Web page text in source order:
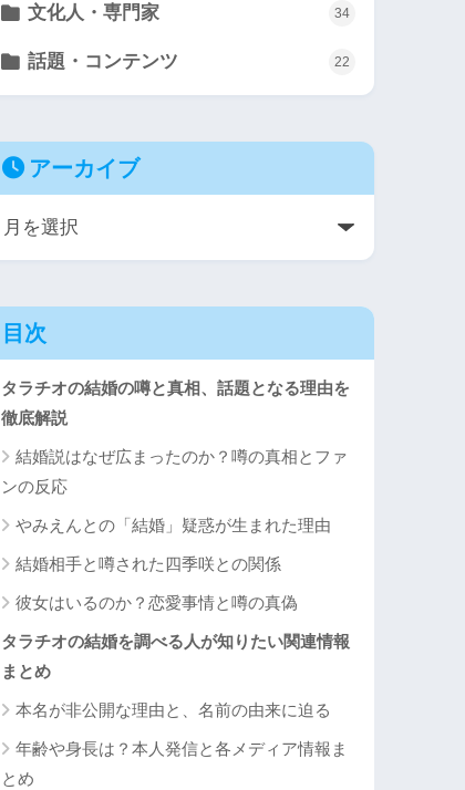
文化人・専門家 34
話題・コンテンツ 22
アーカイブ
目次
タラチオの結婚の噂と真相、話題となる理由を
徹底解説
結婚説はなぜ広まったのか？噂の真相とファ
ンの反応
やみえんとの「結婚」疑惑が生まれた理由
結婚相手と噂された四季咲との関係
彼女はいるのか？恋愛事情と噂の真偽
タラチオの結婚を調べる人が知りたい関連情報
まとめ
本名が非公開な理由と、名前の由来に迫る
年齢や身長は？本人発信と各メディア情報ま
とめ